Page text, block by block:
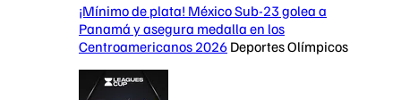
¡Mínimo de plata! México Sub-23 golea a
Panamá y asegura medalla en los
Centroamericanos 2026 Deportes Olímpicos